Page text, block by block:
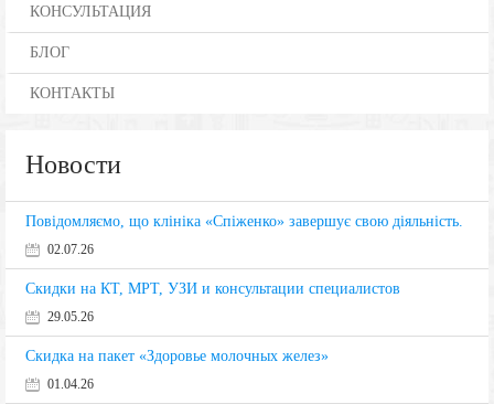
КОНСУЛЬТАЦИЯ
БЛОГ
КОНТАКТЫ
Новости
Повідомляємо, що клініка «Спіженко» завершує свою діяльність.
02.07.26
Скидки на КТ, МРТ, УЗИ и консультации специалистов
29.05.26
Скидка на пакет «Здоровье молочных желез»
01.04.26